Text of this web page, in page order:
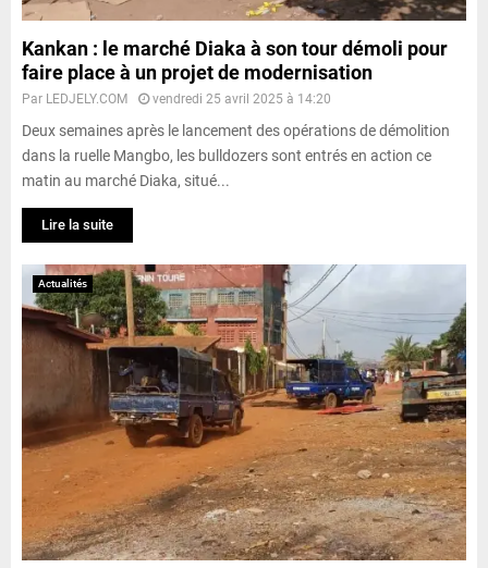
Kankan : le marché Diaka à son tour démoli pour
faire place à un projet de modernisation
Par LEDJELY.COM vendredi 25 avril 2025 à 14:20
Deux semaines après le lancement des opérations de démolition
dans la ruelle Mangbo, les bulldozers sont entrés en action ce
matin au marché Diaka, situé...
Lire la suite
Actualités